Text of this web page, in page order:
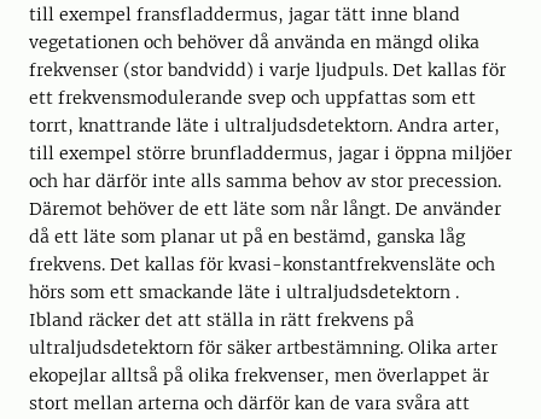
till exempel fransfladdermus, jagar tätt inne bland
vegetationen och behöver då använda en mängd olika
frekvenser (stor bandvidd) i varje ljudpuls. Det kallas för
ett frekvensmodulerande svep och uppfattas som ett
torrt, knattrande läte i ultraljudsdetektorn. Andra arter,
till exempel större brunfladdermus, jagar i öppna miljöer
och har därför inte alls samma behov av stor precession.
Däremot behöver de ett läte som når långt. De använder
då ett läte som planar ut på en bestämd, ganska låg
frekvens. Det kallas för kvasi-konstantfrekvensläte och
hörs som ett smackande läte i ultraljudsdetektorn .
Ibland räcker det att ställa in rätt frekvens på
ultraljudsdetektorn för säker artbestämning. Olika arter
ekopejlar alltså på olika frekvenser, men överlappet är
stort mellan arterna och därför kan de vara svåra att